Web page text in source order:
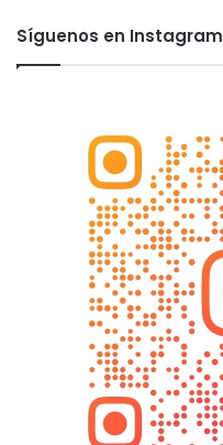
Síguenos en Instagram